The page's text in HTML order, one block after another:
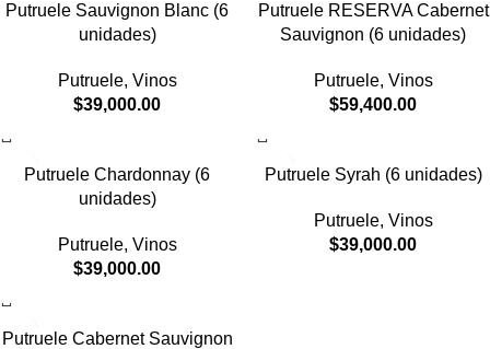
Putruele Sauvignon Blanc (6
unidades)
Putruele, Vinos
$39,000.00
Putruele RESERVA Cabernet
Sauvignon (6 unidades)
Putruele, Vinos
$59,400.00
Putruele Chardonnay (6
unidades)
Putruele, Vinos
$39,000.00
Putruele Syrah (6 unidades)
Putruele, Vinos
$39,000.00
Putruele Cabernet Sauvignon